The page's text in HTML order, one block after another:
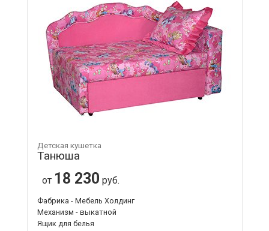
Детская кушетка
Танюша
от 18 230 руб.
Фабрика - Мебель Холдинг
Механизм - выкатной
Ящик для белья